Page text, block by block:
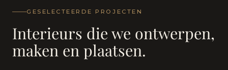
Landhuis - Grimbergen
GESELECTEERDE PROJECTEN
Interieurs die we ontwerpen,
maken en plaatsen.